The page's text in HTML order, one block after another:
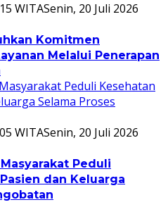
WITASenin, 20 Juli 2026
Komitmen
Melalui Penerapan
WITASenin, 20 Juli 2026
Peduli
dan Keluarga